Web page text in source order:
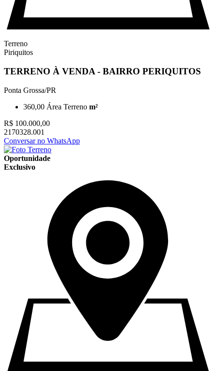
Terreno
Piriquitos
TERRENO À VENDA - BAIRRO PERIQUITOS
Ponta Grossa/PR
360,00 Área Terreno m²
R$ 100.000,00
2170328.001
Conversar no WhatsApp
Oportunidade
Exclusivo